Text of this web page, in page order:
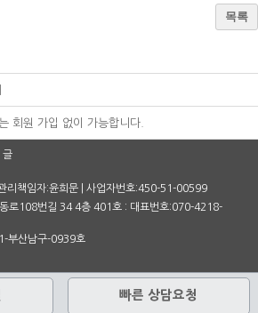
목록
회원 가입 없이 가능합니다.
글
리책임자:윤희문 | 사업자번호:450-51-00599
로108번길 34 4층 401호 : 대표번호:070-4218-
부산남구-0939호
빠른 상담요청